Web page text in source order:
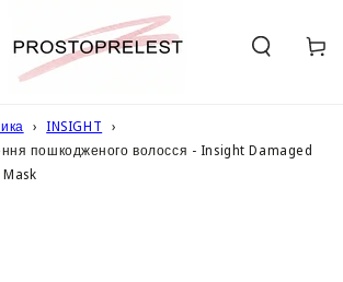
Кошик
INSIGHT
пошкодженого волосся - Insight Damaged